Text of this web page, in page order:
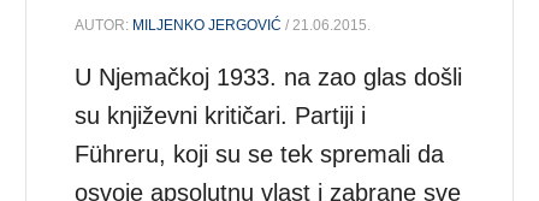
AUTOR: MILJENKO JERGOVIĆ / 21.06.2015.
U Njemačkoj 1933. na zao glas došli
su književni kritičari. Partiji i
Führeru, koji su se tek spremali da
osvoje apsolutnu vlast i zabrane sve